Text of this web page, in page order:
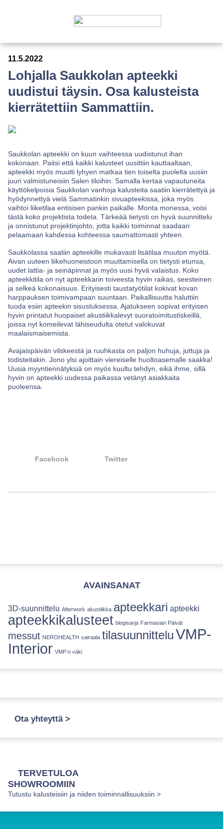
11.5.2022
Lohjalla Saukkolan apteekki
uudistui täysin. Osa kalusteista
kierrätettiin Sammattiin.
Saukkolan apteekki on kuun vaihteessa uudistunut ihan
kokonaan. Paitsi että kaikki kalusteet uusittiin kauttaaltaan,
apteekki myös muutti lyhyen matkaa tien toiselta puolelta uusiin
juuri valmistuneisiin Salen tiloihin. Samalla kertaa vapautuneita
käyttökelpoisia Saukkolan vanhoja kalusteita saatiin kierrätettyä ja
hyödynnettyä vielä Sammatinkin sivuapteekissa, joka myös
vaihtoi liiketilaa entisisen pankin paikalle. Monta monessa, voisi
tästä koko projektista todeta. Tärkeää tietysti on hyvä suunnittelu
ja onnistunut projektinjohto, jotta kaikki toiminnat saadaan
pelaamaan kahdessa kohteessa saumattomasti yhteen.
Saukkolassa saatiin apteekille mukavasti lisätilaa muuton myötä.
Aivan uuteen liikehuoneistoon muuttamisella on tietysti etunsa,
uudet lattia- ja seinäpinnat ja myös uusi hyvä valaistus. Koko
apteekkitila on nyt apteekkarin toiveesta hyvin raikas, seesteinen
ja selkeä kokonaisuus. Erityisesti taustatyötilat kokivat kovan
harppauksen toimivampaan suuntaan. Paikallisuutta haluttiin
tuoda esiin apteekin sisustuksessa. Ajatukseen sopivat erityisen
hyvin printatut huopaiset akustiikkalevyt suoratoimitustiskeillä,
joissa nyt komeilevat lähiseudulta otetut valokuvat
maalaismaisemista.
Avajaispäivän vilskeestä ja ruuhkasta on paljon huhuja, juttuja ja
todisteitakin. Jono ylsi ajoittain viereiselle huoltoasemalle saakka!
Uusia myyntiennätyksiä on myös kuultu tehdyn, eikä ihme, sillä
hyvin on apteekki uudessa paikassa vetänyt asiakkaita
puoleensa.
Facebook Twitter
AVAINSANAT
3D-suunnittelu Afterwork akustiikka apteekkari apteekki
apteekkikalusteet blogisarja Farmasian Päivät
messut NEROHEALTH sairaala tilasuunnitteluVMP-
Interior VMP:n väki
Ota yhteyttä >
TERVETULOA
SHOWROOMIIN
Tutustu kalusteisiin ja niiden toiminnallisuuksiin >